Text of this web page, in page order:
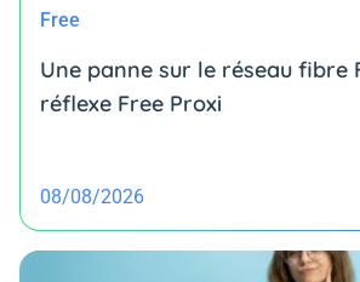
Free
Une panne sur le réseau fibre
réflexe Free Proxi
08/08/2026